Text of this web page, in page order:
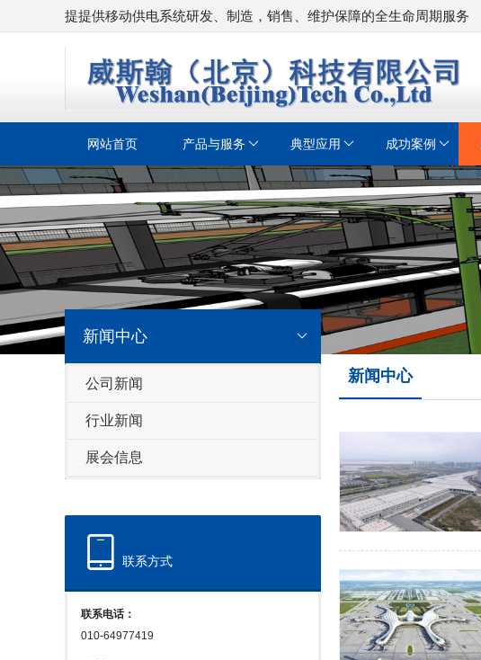
提提供移动供电系统研发、制造，销售、维护保障的全生命周期服务
网站首页 产品与服务 典型应用 成功案例
新闻中心
公司新闻
行业新闻
展会信息
联系方式
联系电话：
010-64977419
新闻中心